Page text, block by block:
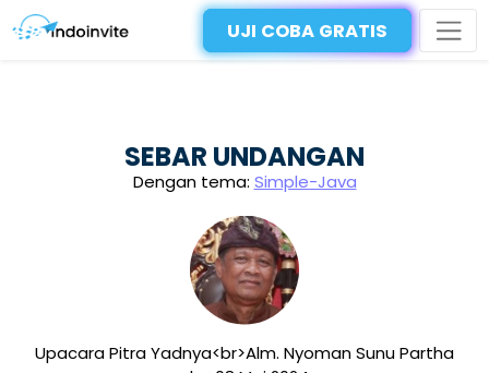
UJI COBA GRATIS
SEBAR UNDANGAN
Dengan tema: Simple-Java
Upacara Pitra Yadnya<br>Alm. Nyoman Sunu Partha